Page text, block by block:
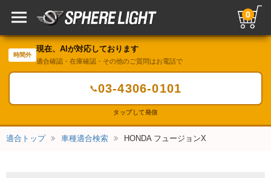
0
時間外
現在、AIが対応しております
適合確認・在庫確認・その他のご質問はお電話で
📞03-4306-0101
タップして発信
適合トップ 車種適合検索 HONDA フュージョンX